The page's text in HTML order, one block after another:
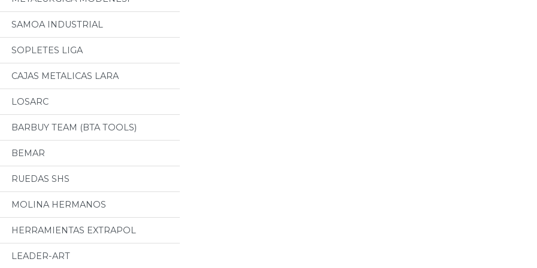
SAMOA INDUSTRIAL
SOPLETES LIGA
CAJAS METALICAS LARA
LOSARC
BARBUY TEAM (BTA TOOLS)
BEMAR
RUEDAS SHS
MOLINA HERMANOS
HERRAMIENTAS EXTRAPOL
LEADER-ART